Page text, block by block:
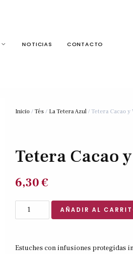
NOTICIAS CONTACTO
Inicio /Tés / La Tetera Azul / Tetera Cacao y
Tetera Cacao
6,30€
AÑADIR AL
Estuches con infusiones protegidas